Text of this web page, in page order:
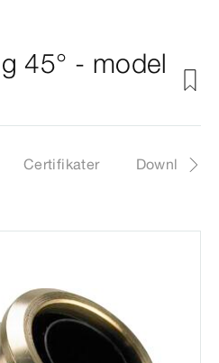
45° - model
Certifikater Downloads